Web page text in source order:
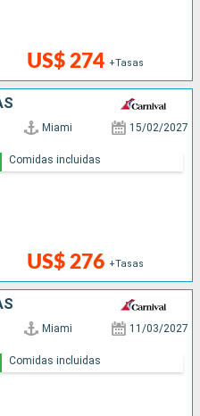
US$ 274 +Tasas
Miami 15/02/2027
US$ 276 +Tasas
Comidas incluidas
Miami 11/03/2027
Comidas incluidas